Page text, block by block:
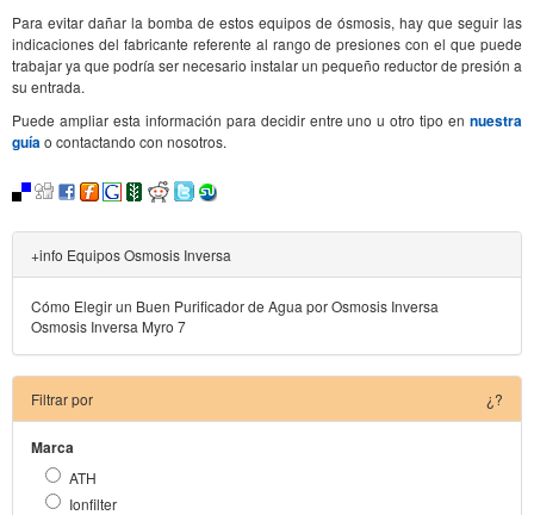
Para evitar dañar la bomba de estos equipos de ósmosis, hay que seguir las
indicaciones del fabricante referente al rango de presiones con el que puede
trabajar ya que podría ser necesario instalar un pequeño reductor de presión a
su entrada.
Puede ampliar esta información para decidir entre uno u otro tipo en nuestra
guíao contactando con nosotros.
+info Equipos Osmosis Inversa
Cómo Elegir un Buen Purificador de Agua por Osmosis Inversa
Osmosis Inversa Myro 7
Filtrar por ¿?
Marca
ATH
Ionfilter